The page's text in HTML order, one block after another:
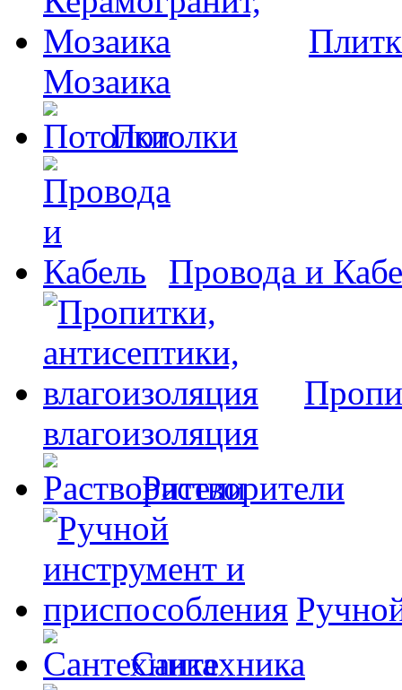
Мозаика
Потолки
Провода и
влагоизоляция
Растворители
Сантехника